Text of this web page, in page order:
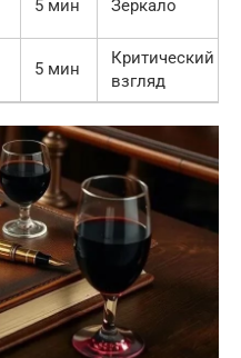
5 мин Зеркало
5 мин
Критический
взгляд